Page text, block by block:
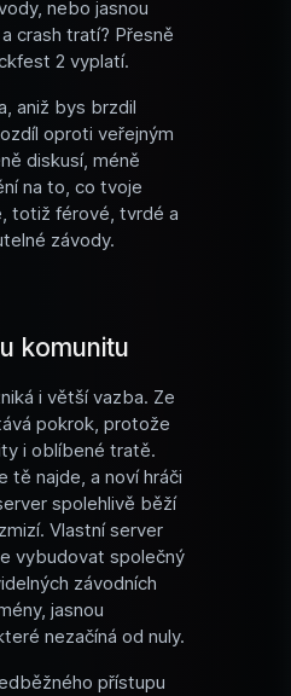
nebo jasnou
crash tratí? Přesně
2 vyplatí.
aniž bys brzdil
oproti veřejným
diskusí, méně
na to, co tvoje
totiž férové, tvrdé a
závody.
komunitu
i větší vazba. Ze
pokrok, protože
i oblíbené tratě.
tě najde, a noví hráči
spolehlivě běží
Vlastní server
vybudovat společný
závodních
jasnou
nezačíná od nuly.
přístupu